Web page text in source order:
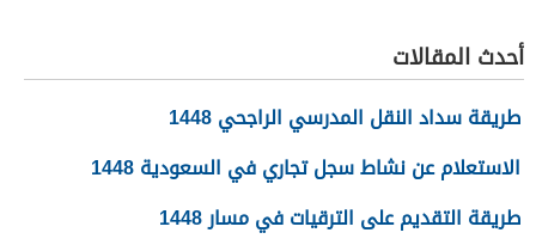
أحدث المقالات
طريقة سداد النقل المدرسي الراجحي 1448
الاستعلام عن نشاط سجل تجاري في السعودية 1448
طريقة التقديم على الترقيات في مسار 1448